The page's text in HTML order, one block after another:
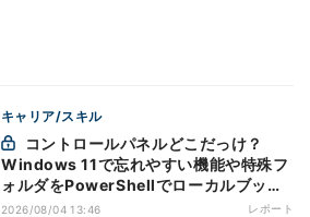
キャリア/スキル
Windows 11で忘れやすい機能や特殊フ
ォルダをPowerShellでローカルブック
マーク化
2026/08/04 13:46 レポート